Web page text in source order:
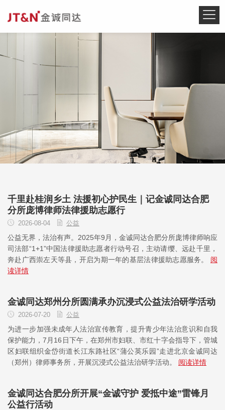
千里赴桂润乡土 法援初心护民生｜记金诚同达合肥
分所庞博律师法律援助志愿行
2026-08-04 公益
公益无界，法治有声。2025年9月，金诚同达合肥分所庞博律师响应
司法部“1+1”中国法律援助志愿者行动号召，主动请缨、远赴千里，
奔赴广西崇左天等县，开启为期一年的基层法律援助志愿服务。 阅
读详情
金诚同达郑州分所圆满承办沉浸式公益法治研学活动
2026-07-20 公益
为进一步加强未成年人法治宣传教育，提升青少年法治意识和自我
保护能力，7月16日下午，在郑州市妇联、市红十字会指导下，管城
区妇联组织金岱街道长江东路社区“蒲公英乐园”走进北京金诚同达
（郑州）律师事务所，开展沉浸式公益法治研学活动。 阅读详情
金诚同达合肥分所开展“金诚守护 爱抵中途”雷锋月
公益行活动